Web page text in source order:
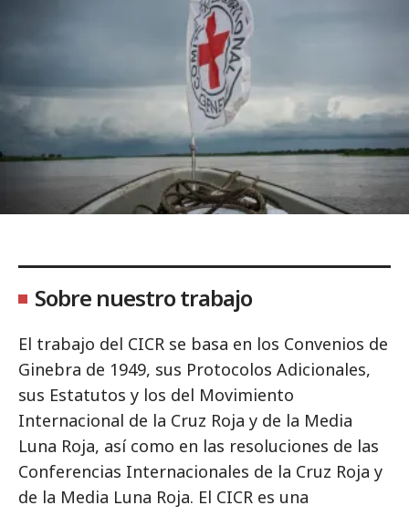
Sobre nuestro trabajo
El trabajo del CICR se basa en los Convenios de
Ginebra de 1949, sus Protocolos Adicionales,
sus Estatutos y los del Movimiento
Internacional de la Cruz Roja y de la Media
Luna Roja, así como en las resoluciones de las
Conferencias Internacionales de la Cruz Roja y
de la Media Luna Roja. El CICR es una